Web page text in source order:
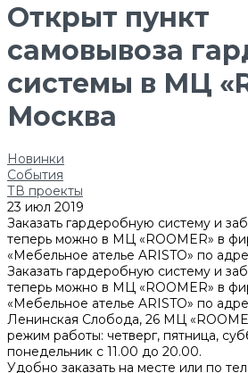
Открыт пункт
самовывоза
системы в МЦ
Москва
Новинки
События
ТВ проекты
23 июл 2019
Заказать гардеробную систему и
теперь можно в МЦ «ROOMER» в
«Мебельное ателье ARISTO» по
Заказать гардеробную систему и
теперь можно в МЦ «ROOMER» в
«Мебельное ателье ARISTO» по
Ленинская Слобода, 26 МЦ
режим работы: четверг, пятница,
понедельник с 11.00 до 20.00.
Удобно заказать на месте или по